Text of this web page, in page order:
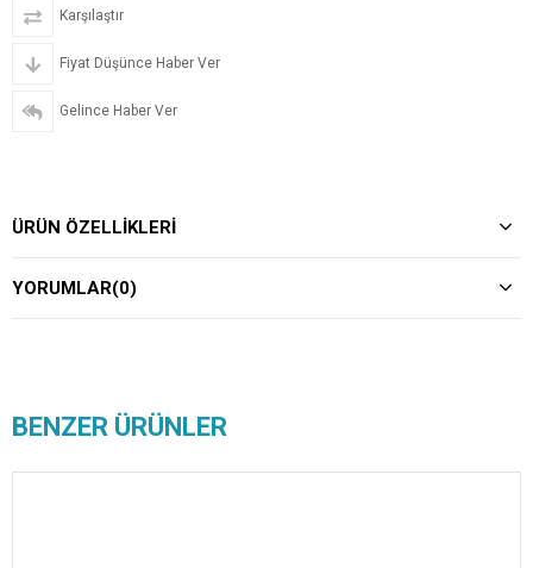
Karşılaştır
Fiyat Düşünce Haber Ver
Gelince Haber Ver
ÜRÜN ÖZELLIKLERI
YORUMLAR(0)
BENZER ÜRÜNLER